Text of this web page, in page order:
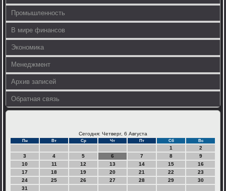
Промышленность
В мире финансов
Экономика
Менеджмент
Архив записей
Обратная связь
Сегодня: Четверг, 6 Августа
Пн Вт Ср Чт Пт Сб Вс
1
2
3
4 5 6 7 8
9
10
11 12 13 14 15
16
17
18 19 20 21 22
23
24
25 26 27 28 29
30
31